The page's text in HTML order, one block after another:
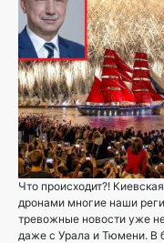
Что происходит?!
дронами многие наши
тревожные новости уже
даже с Урала и Тюмени. В